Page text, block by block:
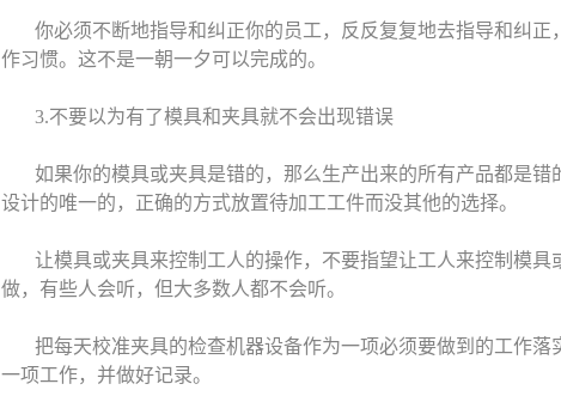
你必须不断地指导和纠正你的员工，反反复复地去指导和纠
作习惯。这不是一朝一夕可以完成的。
3.不要以为有了模具和夹具就不会出现错误
如果你的模具或夹具是错的，那么生产出来的所有产品都是
设计的唯一的，正确的方式放置待加工工件而没其他的选择。
让模具或夹具来控制工人的操作，不要指望让工人来控制模
做，有些人会听，但大多数人都不会听。
把每天校准夹具的检查机器设备作为一项必须要做到的工作
一项工作，并做好记录。